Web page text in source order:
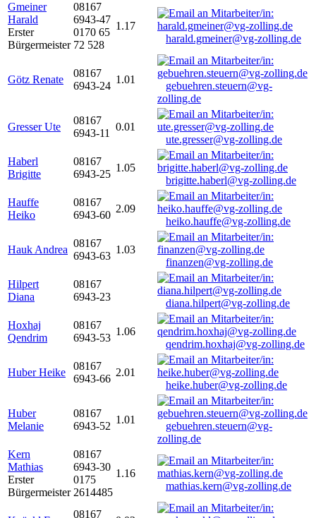
Gmeiner
Harald
Erster
Bürgermeister
08167
6943-47
0170 65
72 528
1.17
harald.gmeiner@vg-zolling.de
Götz Renate
08167
6943-24
1.01
gebuehren.steuern@vg-
zolling.de
Gresser Ute
08167
6943-11
0.01
ute.gresser@vg-zolling.de
Haberl
Brigitte
08167
6943-25
1.05
brigitte.haberl@vg-zolling.de
Hauffe
Heiko
08167
6943-60
2.09
heiko.hauffe@vg-zolling.de
Hauk Andrea
08167
6943-63
1.03
finanzen@vg-zolling.de
Hilpert
Diana
08167
6943-23
diana.hilpert@vg-zolling.de
Hoxhaj
Qendrim
08167
6943-53
1.06
qendrim.hoxhaj@vg-zolling.de
Huber Heike
08167
6943-66
2.01
heike.huber@vg-zolling.de
Huber
Melanie
08167
6943-52
1.01
gebuehren.steuern@vg-
zolling.de
Kern
Mathias
Erster
Bürgermeister
08167
6943-30
0175
2614485
1.16
mathias.kern@vg-zolling.de
08167